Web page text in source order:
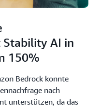
AI in
150%
Bedrock konnte
nach
unterstützen, da das